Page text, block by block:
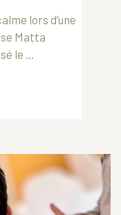
lors d’une
Matta
le ...